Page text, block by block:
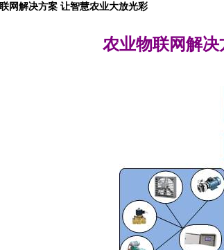
网解决方案 让智慧农业大放光彩
农业物联网解